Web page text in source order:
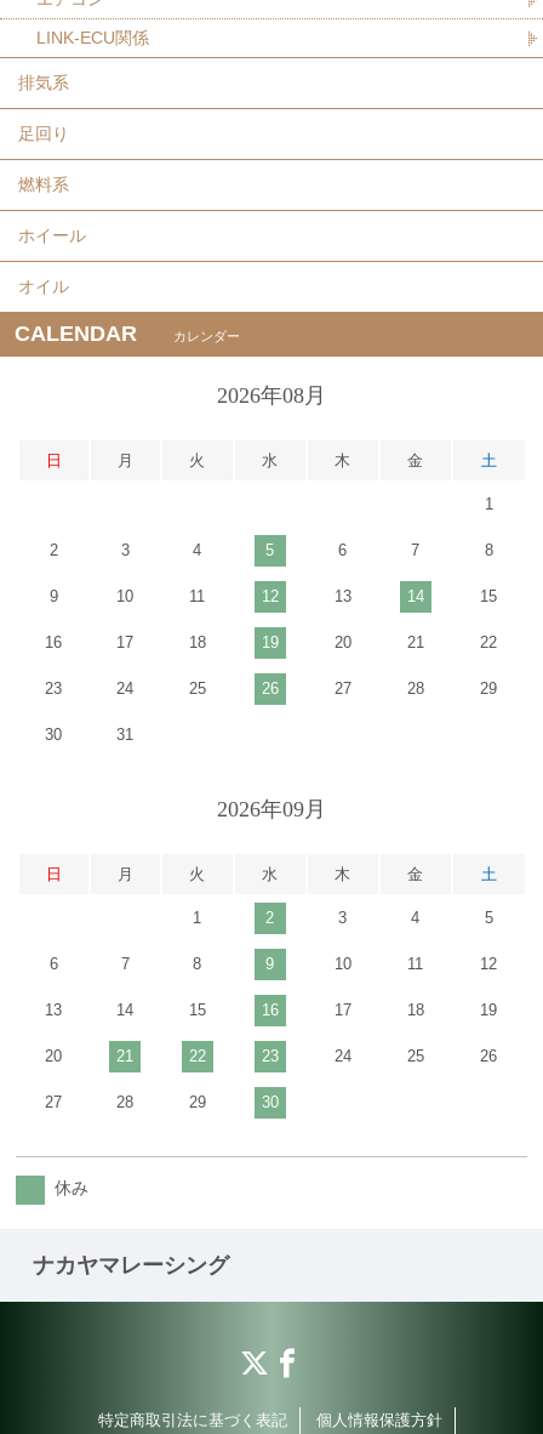
LINK-ECU関係
排気系
足回り
燃料系
ホイール
オイル
CALENDAR カレンダー
2026年08月
日 月 火 水 木 金 土
1
2 3 4 5 6 7 8
9 10 11 12 13 14 15
16 17 18 19 20 21 22
23 24 25 26 27 28 29
30 31
2026年09月
日 月 火 水 木 金 土
1 2 3 4 5
6 7 8 9 10 11 12
13 14 15 16 17 18 19
20 21 22 23 24 25 26
27 28 29 30
休み
ナカヤマレーシング
特定商取引法に基づく表記 個人情報保護方針